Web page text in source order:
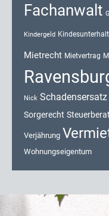
Fachanwalt
Kindergeld Kindesunterhalt
Mietrecht Mietvertrag
Nick Schadensersatz
Sorgerecht
Verjährung
Wohnungseigentum